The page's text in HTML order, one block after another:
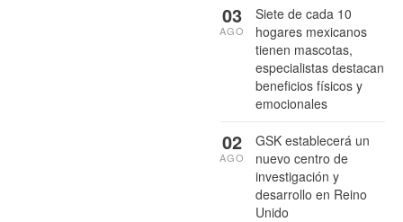
Siete de cada 10
hogares mexicanos
tienen mascotas,
especialistas destacan
beneficios físicos y
emocionales
03
AGO
GSK establecerá un
nuevo centro de
investigación y
desarrollo en Reino
Unido
02
AGO